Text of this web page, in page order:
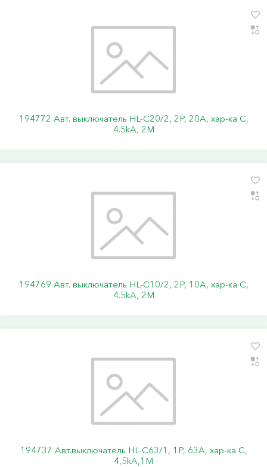
194772 Авт. выключатель HL-C20/2, 2P, 20A, хар-ка C,
4.5kA, 2M
194769 Авт. выключатель HL-C10/2, 2P, 10A, хар-ка C,
4.5kA, 2M
194737 Авт.выключатель HL-C63/1, 1Р, 63А, хар-ка С,
4,5kA,1M